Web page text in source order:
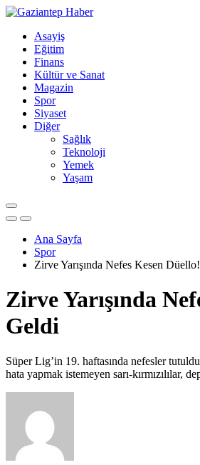
Asayiş
Eğitim
Finans
Kültür ve Sanat
Magazin
Spor
Siyaset
Diğer
Sağlık
Teknoloji
Yemek
Yaşam
Ana Sayfa
Spor
Zirve Yarışında Nefes Kesen
Zirve Yarışında
Geldi
Süper Lig’in 19. haftasında nefesler
hata yapmak istemeyen sarı-kırmızılılar,